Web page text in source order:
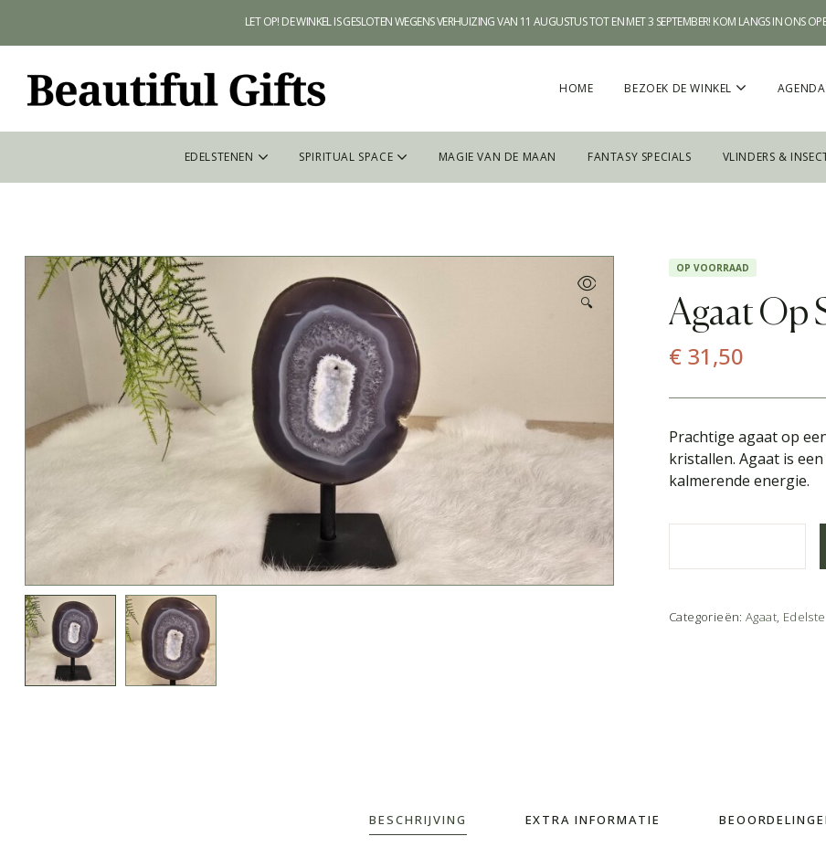
HOME BEZOEK DE WINKEL AGENDA
EDELSTENEN SPIRITUAL SPACE MAGIE VAN DE MAAN FANTASY SPECIALS VLINDERS &
🔍
OP VOORRAAD
Agaat Op
€ 31,50
Prachtige agaat op
kristallen. Agaat is
kalmerende energie.
Categorieën:Agaat
BESCHRIJVING EXTRA INFORMATIE
LET OP! DE WINKEL IS GESLOTEN WEGENS VERHUIZING VAN 11 AUGUSTUS TOT EN MET 3 SEPTEMBER! KOM LANGS IN ONS